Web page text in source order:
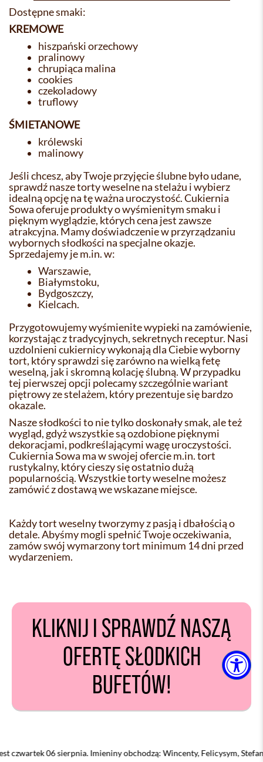
Dostępne smaki:
KREMOWE
hiszpański orzechowy
pralinowy
chrupiąca malina
cookies
czekoladowy
truflowy
ŚMIETANOWE
królewski
malinowy
Jeśli chcesz, aby Twoje przyjęcie ślubne było udane,
sprawdź nasze torty weselne na stelażu i wybierz
idealną opcję na tę ważna uroczystość. Cukiernia
Sowa oferuje produkty o wyśmienitym smaku i
pięknym wyglądzie, których cena jest zawsze
atrakcyjna. Mamy doświadczenie w przyrządzaniu
wybornych słodkości na specjalne okazje.
Sprzedajemy je m.in. w:
Warszawie,
Białymstoku,
Bydgoszczy,
Kielcach.
Przygotowujemy wyśmienite wypieki na zamówienie,
korzystając z tradycyjnych, sekretnych receptur. Nasi
uzdolnieni cukiernicy wykonają dla Ciebie wyborny
tort, który sprawdzi się zarówno na wielką fetę
weselną, jak i skromną kolację ślubną. W przypadku
tej pierwszej opcji polecamy szczególnie wariant
piętrowy ze stelażem, który prezentuje się bardzo
okazale.
Nasze słodkości to nie tylko doskonały smak, ale też
wygląd, gdyż wszystkie są ozdobione pięknymi
dekoracjami, podkreślającymi wagę uroczystości.
Cukiernia Sowa ma w swojej ofercie m.in. tort
rustykalny, który cieszy się ostatnio dużą
popularnością. Wszystkie torty weselne możesz
zamówić z dostawą we wskazane miejsce.
Każdy tort weselny tworzymy z pasją i dbałością o
detale. Abyśmy mogli spełnić Twoje oczekiwania,
zamów swój wymarzony tort minimum 14 dni przed
wydarzeniem.
KLIKNIJ I SPRAWDŹ NASZĄ
OFERTĘ SŁODKICH
BUFETÓW!
Imieniny obchodzą: Wincenty, Felicysym, Stefan, Jakub,